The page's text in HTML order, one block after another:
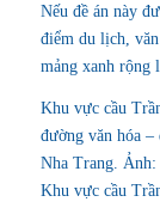
Nếu đề án này
điểm du lịch,
mảng xanh rộng
Khu vực cầu
đường văn hóa
Nha Trang.
Khu vực cầu